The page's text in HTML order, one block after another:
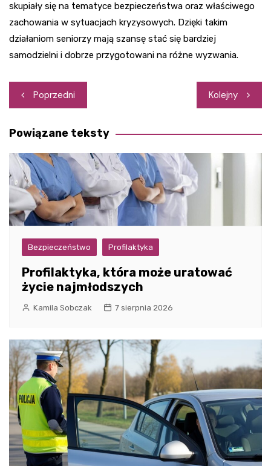
skupiały się na tematyce bezpieczeństwa oraz właściwego
zachowania w sytuacjach kryzysowych. Dzięki takim
działaniom seniorzy mają szansę stać się bardziej
samodzielni i dobrze przygotowani na różne wyzwania.
Nawigacja
wpisu
Poprzedni Kolejny
Powiązane teksty
Bezpieczeństwo Profilaktyka
Profilaktyka, która może uratować
życie najmłodszych
Kamila Sobczak 7 sierpnia 2026